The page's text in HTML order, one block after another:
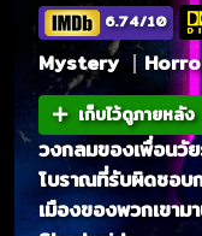
6.74/10
Mystery
เก็บไว้ดูภายหลัง
วงกลมของเพื่อนวั
โบราณที่รับผิดชอบ
เมืองของพวกเขา